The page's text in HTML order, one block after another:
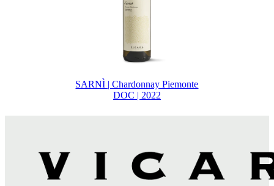
SARNÌ | Chardonnay Piemonte
DOC | 2022